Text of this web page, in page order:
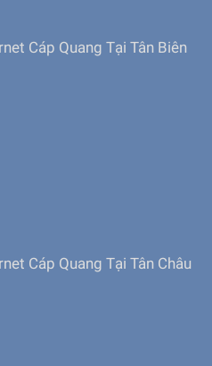
Cáp Quang Tại Tân Biên
Cáp Quang Tại Tân Châu